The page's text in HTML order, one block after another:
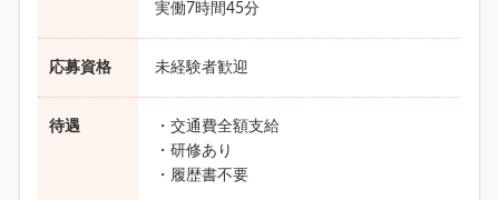
実働7時間45分
応募資格 未経験者歓迎
待遇
・交通費全額支給
・研修あり
・履歴書不要